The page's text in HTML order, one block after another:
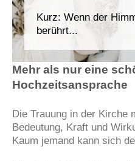
Kurz: Wenn der
berührt...
Mehr als nur eine
Hochzeitsansprache
Die Trauung in der Kirche
Bedeutung, Kraft und
Kaum jemand kann sich